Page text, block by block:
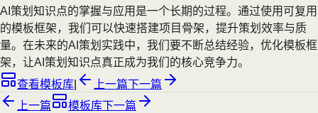
AI策划知识点的掌握与应用是一个长期的过程。通过使用可复用
的模板框架，我们可以快速搭建项目骨架，提升策划效率与质
量。在未来的AI策划实践中，我们要不断总结经验，优化模板框
架，让AI策划知识点真正成为我们的核心竞争力。
查看模板库
上一篇下一篇
上一篇
模板库下一篇